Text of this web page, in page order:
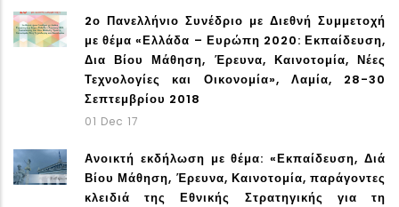
2ο Πανελλήνιο Συνέδριο με Διεθνή Συμμετοχή
με θέμα «Ελλάδα – Ευρώπη 2020: Εκπαίδευση,
Δια Βίου Μάθηση, Έρευνα, Καινοτομία, Νέες
Τεχνολογίες και Οικονομία», Λαμία, 28-30
Σεπτεμβρίου 2018
01 Dec 17
Ανοικτή εκδήλωση με θέμα: «Εκπαίδευση, Διά
Βίου Μάθηση, Έρευνα, Καινοτομία, παράγοντες
κλειδιά της Εθνικής Στρατηγικής για τη